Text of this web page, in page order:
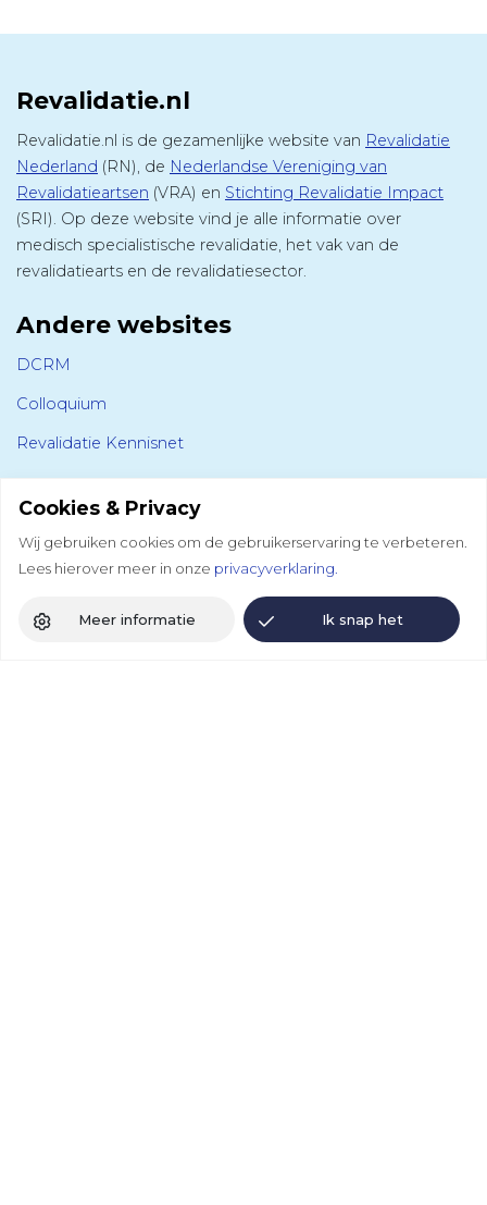
Cookies & Privacy
Wij gebruiken cookies om de gebruikerservaring te verbeteren.
Lees hierover meer in onze privacyverklaring.
Ik snap het
Meer informatie
Revalidatie.nl
Revalidatie.nl is de gezamenlijke website van Revalidatie
Nederland (RN), de Nederlandse Vereniging van
Revalidatieartsen (VRA) en Stichting Revalidatie Impact
(SRI). Op deze website vind je alle informatie over
medisch specialistische revalidatie, het vak van de
revalidatiearts en de revalidatiesector.
Andere websites
DCRM
Colloquium
Revalidatie Kennisnet
Volg ons
Revalidatie Nederland
LinkedIn
Bluesky
Facebook
Instagram
Vereniging van Revalidatieartsen